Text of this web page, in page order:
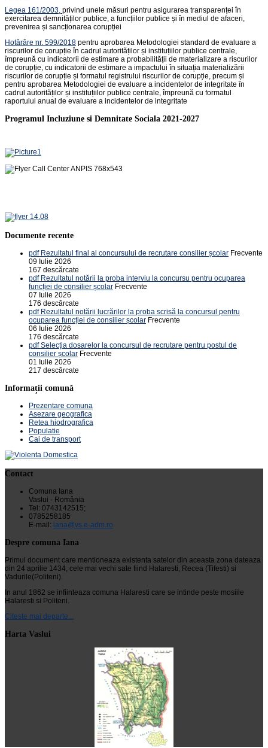
Legea 161/2003, privind unele măsuri pentru asigurarea transparenței în
exercitarea demnităților publice, a funcțiilor publice și în mediul de afaceri,
prevenirea și sancționarea corupției
Hotărâre nr. 599/2018 pentru aprobarea Metodologiei standard de evaluare a
riscurilor de corupție în cadrul autorităților și instituțiilor publice centrale,
împreună cu indicatorii de estimare a probabilității de materializare a riscurilor
de corupție, cu indicatorii de estimare a impactului în situația materializării
riscurilor de corupție și formatul registrului riscurilor de corupție, precum și
pentru aprobarea Metodologiei de evaluare a incidentelor de integritate în
cadrul autorităților și instituțiilor publice centrale, împreună cu formatul
raportului anual de evaluare a incidentelor de integritate
Programul Incluziune si Demnitate Sociala 2021-2027
Documente recente
pdf Rezultatul final al concursului de recrutare consilier școlar Frecvente
09 Iulie 2026
167 descărcate
pdf Rezultatul notării la proba interviu la concursu pentru ocuparea
funcției de consilier școlar Frecvente
07 Iulie 2026
176 descărcate
pdf Rezultatul notării lucrărilor la proba scrisă la concursul pentru
ocuparea funcției de consilier școlar Frecvente
06 Iulie 2026
176 descărcate
pdf Selecția dosarelor la concursul de recrutare pentru postul de
consilier școlar Frecvente
01 Iulie 2026
217 descărcate
Informații comună
Prezentare comuna
Asezare geografica
Retea hiodrografica
Populatie
Cai de transport
Contact
Comuna Iana
Vaslui - România
Tel: 0743142515;
0785258185
E-mail: iana@vs.e-adm.ro
Despre comuna Iana
Primul document care mentioneaza existenta satelor din aceasta zona dateaza
din 24 aprilie 1434, cele mai vechi sate fiind Halaresti, Recea (Tifesti) si
Vadurile(Politeni).
In anul 1862 se infiinteaza comuna Halaresti care se intinde peste mosiile
Halaresti si Politeni.
Citeste mai departe...
Harta Vaslui